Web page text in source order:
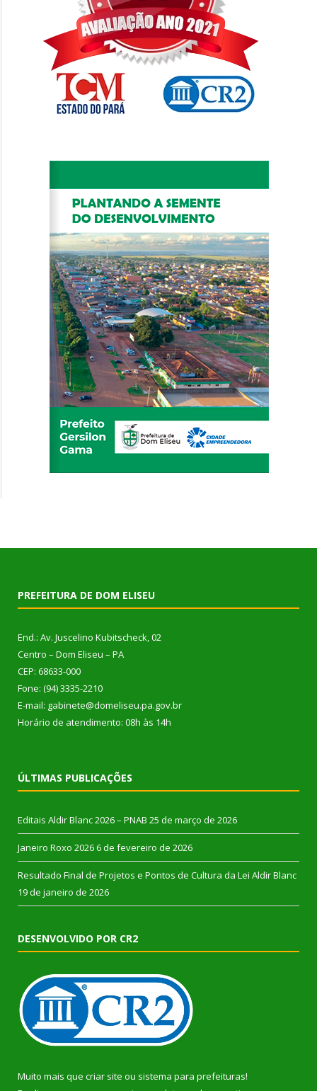
PREFEITURA DE DOM ELISEU
End.: Av. Juscelino Kubitscheck, 02
Centro – Dom Eliseu – PA
CEP: 68633-000
Fone: (94) 3335-2210
E-mail: gabinete@domeliseu.pa.gov.br
Horário de atendimento: 08h às 14h
ÚLTIMAS PUBLICAÇÕES
Editais Aldir Blanc 2026 – PNAB 25 de março de 2026
Janeiro Roxo 2026 6 de fevereiro de 2026
Resultado Final de Projetos e Pontos de Cultura da Lei Aldir Blanc
19 de janeiro de 2026
DESENVOLVIDO POR CR2
Muito mais que criar site ou sistema para prefeituras!